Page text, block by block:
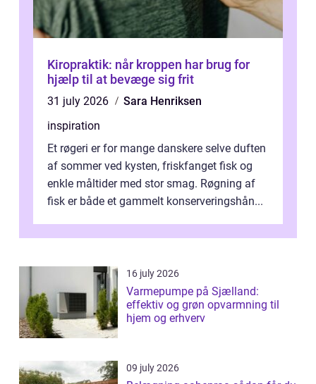
Kiropraktik: når kroppen har brug for
hjælp til at bevæge sig frit
31 july 2026
Sara Henriksen
inspiration
Et røgeri er for mange danskere selve duften
af sommer ved kysten, friskfanget fisk og
enkle måltider med stor smag. Røgning af
fisk er både et gammelt konserveringshån...
16 july 2026
Varmepumpe på Sjælland:
effektiv og grøn opvarmning til
hjem og erhverv
09 july 2026